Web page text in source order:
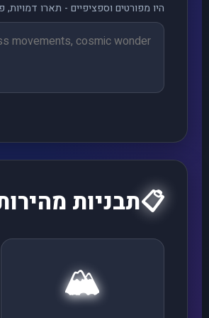
היו מפורטים וספציפיים - תארו דמויות,
📋תבניות
🏔️